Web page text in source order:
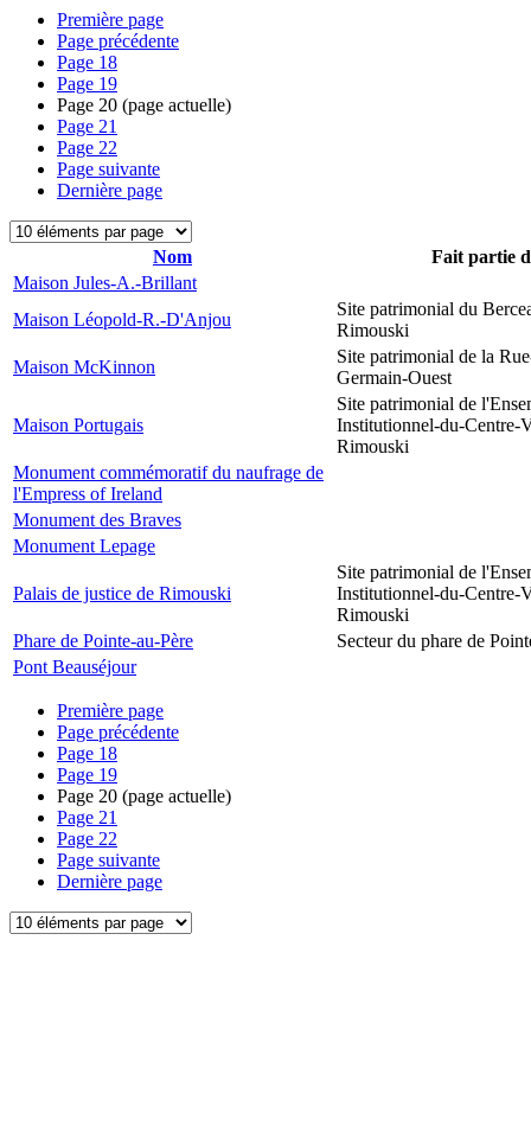
Première page
Page précédente
Page 18
Page 19
Page 20 (page actuelle)
Page 21
Page 22
Page suivante
Dernière page
Nom
Fait partie
Maison Jules-A.-Brillant
Maison Léopold-R.-D'Anjou
Site patrimonial du
Rimouski
Maison McKinnon
Site patrimonial de la
Germain-Ouest
Maison Portugais
Site patrimonial de
Institutionnel-du-Centre-
Rimouski
Monument commémoratif du naufrage de
l'Empress of Ireland
Monument des Braves
Monument Lepage
Palais de justice de Rimouski
Site patrimonial de
Institutionnel-du-Centre-
Rimouski
Phare de Pointe-au-Père
Secteur du phare de
Pont Beauséjour
Première page
Page précédente
Page 18
Page 19
Page 20 (page actuelle)
Page 21
Page 22
Page suivante
Dernière page